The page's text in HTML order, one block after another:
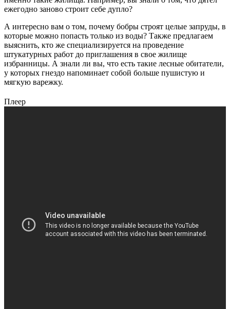
ежегодно заново строит себе дупло?
А интересно вам о том, почему бобры строят целые запруды, в
которые можно попасть только из воды? Также предлагаем
выяснить, кто же специализируется на проведение
штукатурных работ до приглашения в свое жилище
избранницы. А знали ли вы, что есть такие лесные обитатели,
у которых гнездо напоминает собой больше пушистую и
мягкую варежку.
Плеер